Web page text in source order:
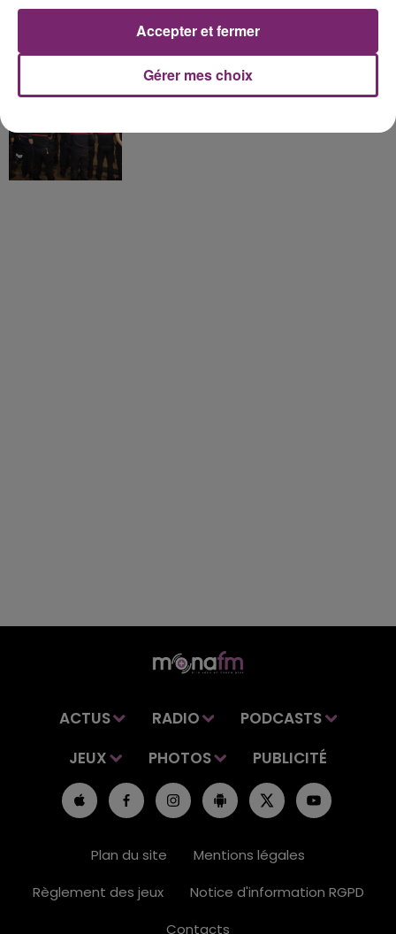
158 pompiers de la région sont
partis hier soir pour la Gironde
ACTUS RADIO
PODCASTS
JEUX
PHOTOS PUBLICITÉ
Plan du site
Mentions légales
Règlement des jeux
Notice d'information RGPD
Contacts
Gérer mes choix
Accepter et fermer